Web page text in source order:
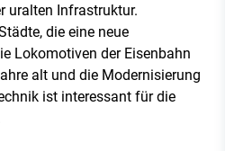
uralten Infrastruktur.
die eine neue
Lokomotiven der Eisenbahn
alt und die Modernisierung
ist interessant für die